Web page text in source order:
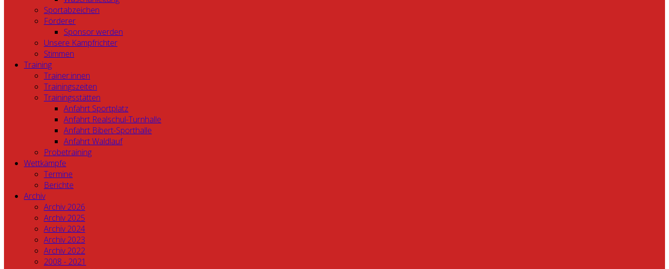
Sportabzeichen
Förderer
Sponsor werden
Unsere Kampfrichter
Stimmen
Training
Trainer:innen
Trainingszeiten
Trainingsstätten
Anfahrt Sportplatz
Anfahrt Realschul-Turnhalle
Anfahrt Bibert-Sporthalle
Anfahrt Waldlauf
Probetraining
Wettkämpfe
Termine
Berichte
Archiv
Archiv 2026
Archiv 2025
Archiv 2024
Archiv 2023
Archiv 2022
2008 - 2021